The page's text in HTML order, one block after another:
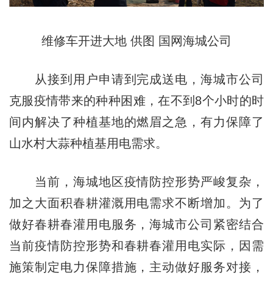
维修车开进大地 供图 国网海城公司
从接到用户申请到完成送电，海城市公司
克服疫情带来的种种困难，在不到8个小时的时
间内解决了种植基地的燃眉之急，有力保障了
山水村大蒜种植基用电需求。
当前，海城地区疫情防控形势严峻复杂，
加之大面积春耕灌溉用电需求不断增加。为了
做好春耕春灌用电服务，海城市公司紧密结合
当前疫情防控形势和春耕春灌用电实际，因需
施策制定电力保障措施，主动做好服务对接，